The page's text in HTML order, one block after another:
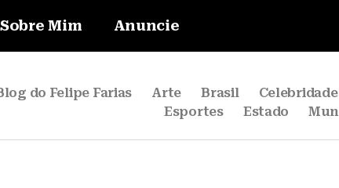
Sobre Mim Anuncie
do Felipe Farias Arte Brasil
Esportes
Estado